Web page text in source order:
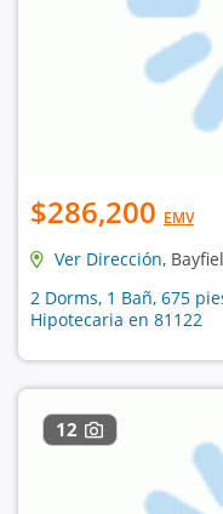
$286,200 EMV
Ver Dirección,
2 Dorms, 1 Bañ, 675
Hipotecaria en 81122
12